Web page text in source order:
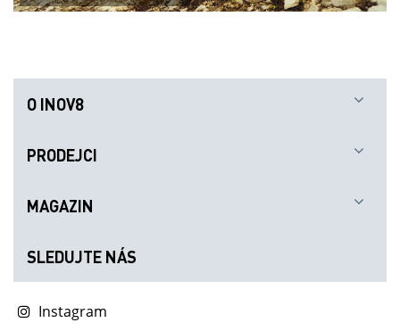
O INOV8
PRODEJCI
MAGAZIN
SLEDUJTE NÁS
Instagram